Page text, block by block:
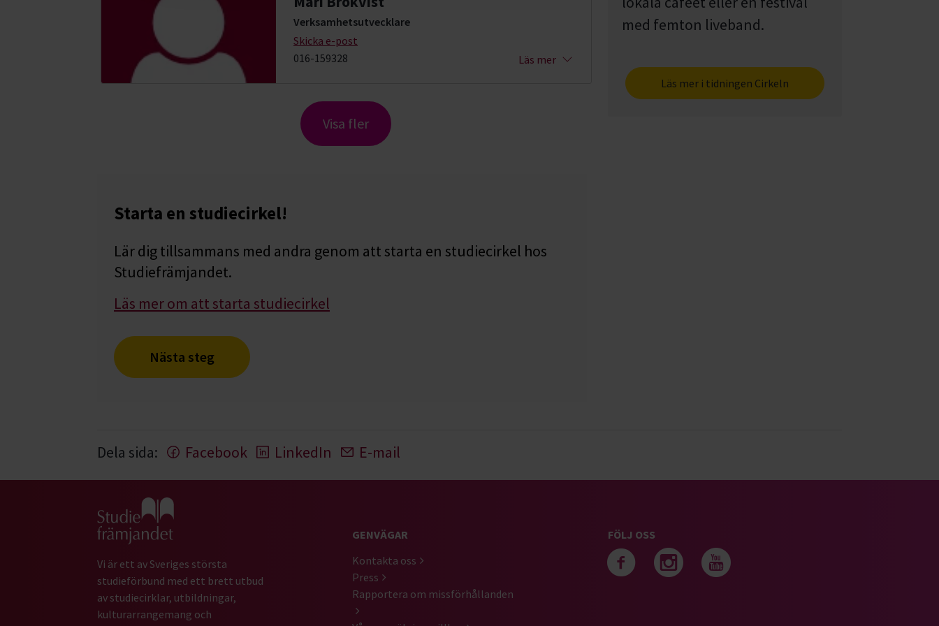
Verksamhetsutvecklare
Skicka e-post
016-159328
Läs mer
Visa fler
Starta en studiecirkel!
Lär dig tillsammans med andra genom att starta en studiecirkel hos
Studiefrämjandet.
Läs mer om att starta studiecirkel
Nästa steg
med femton liveband.
Läs mer i tidningen Cirkeln
Dela sida: Facebook LinkedIn E-mail
Gå till studiefrämjandets startsida
Vi är ett av Sveriges största
studieförbund med ett brett utbud
av studiecirklar, utbildningar,
kulturarrangemang och
GENVÄGAR
Kontakta oss
Press
Rapportera om missförhållanden
FÖLJ OSS
Följ oss på facebook
Följ oss på instagram
Följ oss på youtube